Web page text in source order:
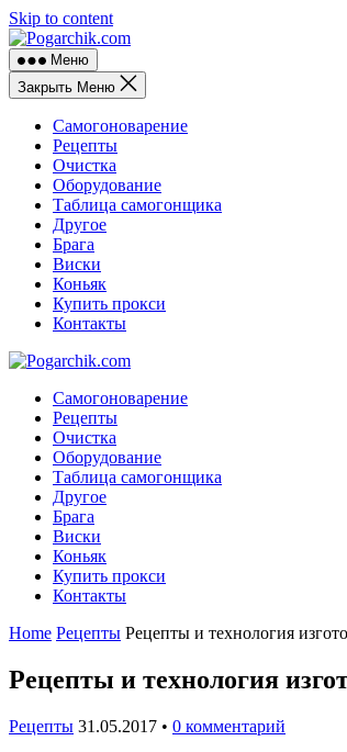
Skip to content
Меню
Закрыть Меню
Самогоноварение
Рецепты
Очистка
Оборудование
Таблица самогонщика
Другое
Брага
Виски
Коньяк
Купить прокси
Контакты
Самогоноварение
Рецепты
Очистка
Оборудование
Таблица самогонщика
Другое
Брага
Виски
Коньяк
Купить прокси
Контакты
Home Рецепты Рецепты и технология
Рецепты и технология
Рецепты 31.05.2017 • 0 комментарий